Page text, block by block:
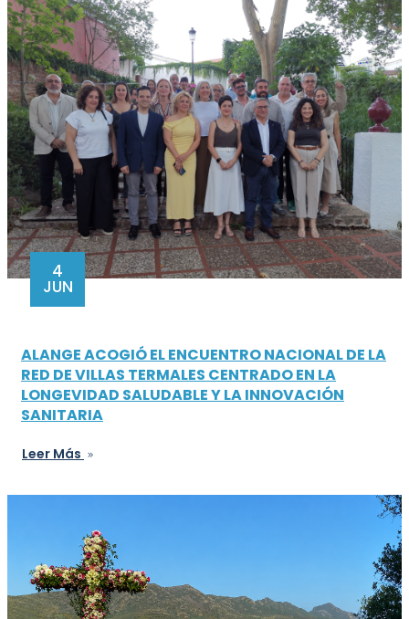
4
JUN
ALANGE ACOGIÓ EL ENCUENTRO NACIONAL DE LA
RED DE VILLAS TERMALES CENTRADO EN LA
LONGEVIDAD SALUDABLE Y LA INNOVACIÓN
SANITARIA
Leer Más